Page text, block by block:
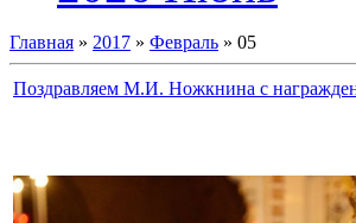
Главная » 2017 » Февраль » 05
Поздравляем М.И. Ножкнина с